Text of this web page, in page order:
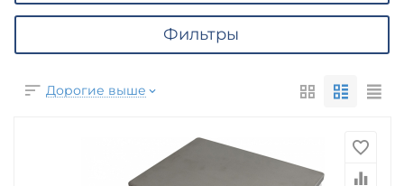
Фильтры
Дорогие выше